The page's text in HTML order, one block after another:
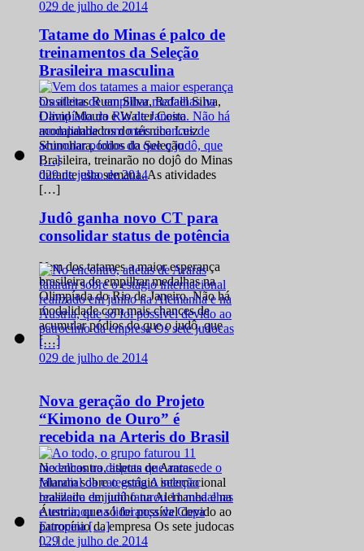
029 de julho de 2014
Tatame do Minas é palco de
treinamentos da Seleção
Brasileira masculina
Os atletas Ruan Silva, Rafael Silva,
David Moura e Walter Costa
acompanhados do técnico Luiz
Shinohara, todos da Seleção
Brasileira, treinarão no dojô do Minas
durante esta semana. As atividades
[…]
029 de julho de 2014
Judô ganha novo CT para
consolidar status de potência
Vem dos tatames a maior esperança
brasileira de empilhar medalhas na
Olimpíada do Rio de Janeiro. Não há
modalidade com mais chances de
acumular pódios do que o judô, que
[…]
029 de julho de 2014
Nova geração do Projeto
“Kimono de Ouro” é
recebida na Arteris do Brasil
No encontro, atletas de Araras
falaram sobre o estágio internacional
realizado em junho na Alemanha e na
Áustria, que só foi possível devido ao
patrocínio da empresa Os sete judocas
[…]
029 de julho de 2014